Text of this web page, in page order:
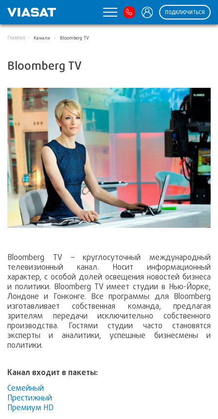
ПОДКЛЮЧИТЬСЯ
Главная Канали Bloomberg TV
Bloomberg TV
Bloomberg TV – круглосуточный международный
телевизионный канал. Носит информационный
характер, с особой долей освещения новостей бизнеса
и политики. Bloomberg TV имеет студии в Нью-Йорке,
Лондоне и Гонконге. Все программы для Bloomberg
изготавливает собственная команда, предлагая
зрителям передачи исключительно собственного
производства. Гостями студии часто становятся
эксперты и аналитики, успешные бизнесмены и
политики.
Канал входит в пакеты:
Семейный
Престижный
Премиум HD